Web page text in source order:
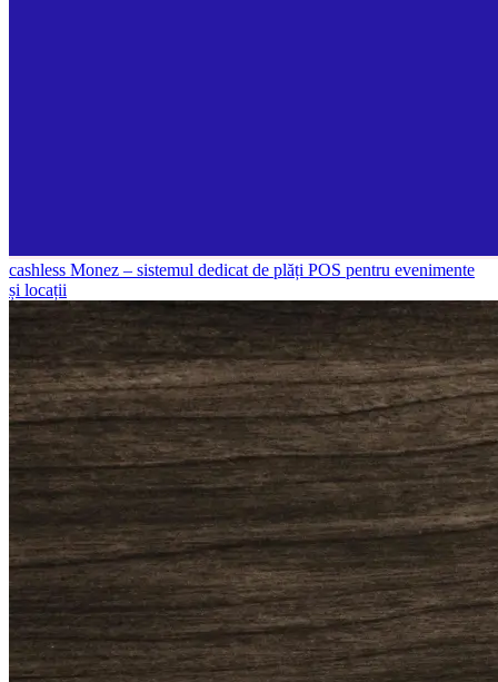
cashless Monez – sistemul dedicat de plăți POS pentru evenimente
și locații